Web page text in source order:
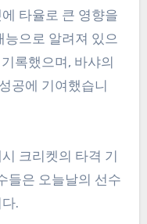
타율로 큰 영향을
으로 알려져 있으
록했으며, 바샤의
공에 기여했습니
크리켓의 타격 기
들은 오늘날의 선수
.